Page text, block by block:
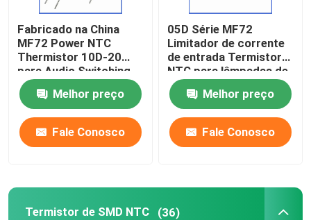
Fabricado na China
MF72 Power NTC
Thermistor 10D-20
para Audio Switching
Power Supply e
Inverter SpotMelhor preço
Fale Conosco
05D Série MF72
Limitador de corrente
de entrada Termistor
NTC para lâmpadas de
poupança de energia,
lastros, fontes de
alimentação de
comutação
Melhor preço
Fale Conosco
Termistor de SMD NTC (36)